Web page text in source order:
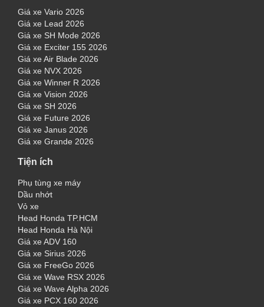
Giá xe Vario 2026
Giá xe Lead 2026
Giá xe SH Mode 2026
Giá xe Exciter 155 2026
Giá xe Air Blade 2026
Giá xe NVX 2026
Giá xe Winner R 2026
Giá xe Vision 2026
Giá xe SH 2026
Giá xe Future 2026
Giá xe Janus 2026
Giá xe Grande 2026
Tiện ích
Phụ tùng xe máy
Dầu nhớt
Vỏ xe
Head Honda TP.HCM
Head Honda Hà Nội
Giá xe ADV 160
Giá xe Sirius 2026
Giá xe FreeGo 2026
Giá xe Wave RSX 2026
Giá xe Wave Alpha 2026
Giá xe PCX 160 2026